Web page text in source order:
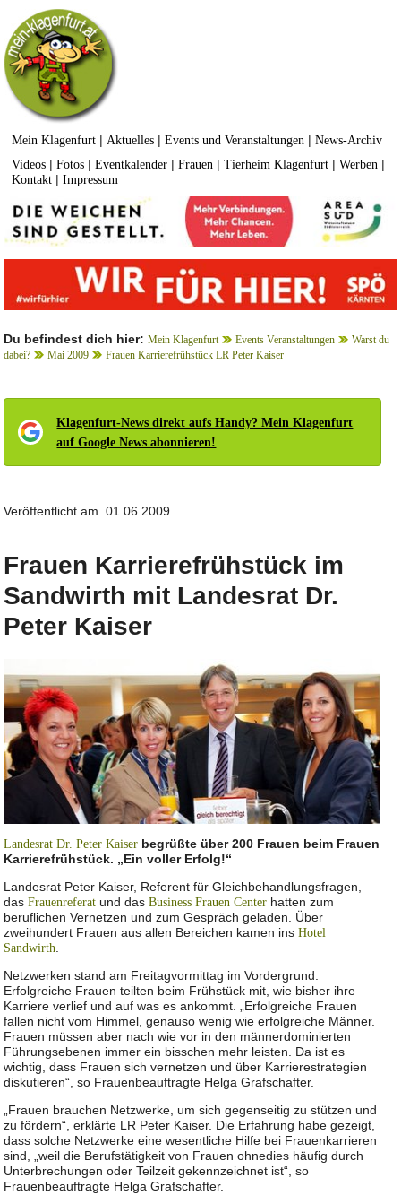
Mein Klagenfurt | Aktuelles |Events und Veranstaltungen |News-Archiv
Videos |Fotos |Eventkalender |Frauen |Tierheim Klagenfurt |Werben |
Kontakt |Impressum
Du befindest dich hier: Mein Klagenfurt Events Veranstaltungen
Warst du
dabei?
Mai 2009 Frauen Karrierefrühstück LR Peter Kaiser
Klagenfurt-News direkt aufs Handy? Mein Klagenfurt
auf Google News abonnieren!
Veröffentlicht am 01.06.2009
Frauen Karrierefrühstück im
Sandwirth mit Landesrat Dr.
Peter Kaiser
Landesrat Dr. Peter Kaiser begrüßte über 200 Frauen beim Frauen
Karrierefrühstück. „Ein voller Erfolg!“
Landesrat Peter Kaiser, Referent für Gleichbehandlungsfragen,
dasFrauenreferat und dasBusiness Frauen Center hatten zum
beruflichen Vernetzen und zum Gespräch geladen. Über
zweihundert Frauen aus allen Bereichen kamen insHotel
Sandwirth
Netzwerken stand am Freitagvormittag im Vordergrund.
Erfolgreiche Frauen teilten beim Frühstück mit, wie bisher ihre
Karriere verlief und auf was es ankommt. „Erfolgreiche Frauen
fallen nicht vom Himmel, genauso wenig wie erfolgreiche Männer.
Frauen müssen aber nach wie vor in den männerdominierten
Führungsebenen immer ein bisschen mehr leisten. Da ist es
wichtig, dass Frauen sich vernetzen und über Karrierestrategien
diskutieren“, so Frauenbeauftragte Helga Grafschafter.
„Frauen brauchen Netzwerke, um sich gegenseitig zu stützen und
zu fördern“, erklärte LR Peter Kaiser. Die Erfahrung habe gezeigt,
dass solche Netzwerke eine wesentliche Hilfe bei Frauenkarrieren
sind, „weil die Berufstätigkeit von Frauen ohnedies häufig durch
Unterbrechungen oder Teilzeit gekennzeichnet ist“, so
Frauenbeauftragte Helga Grafschafter.